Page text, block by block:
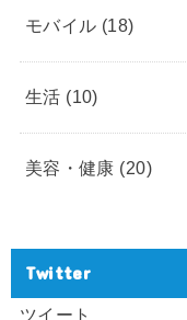
モバイル (18)
生活 (10)
美容・健康 (20)
Twitter
ツイート